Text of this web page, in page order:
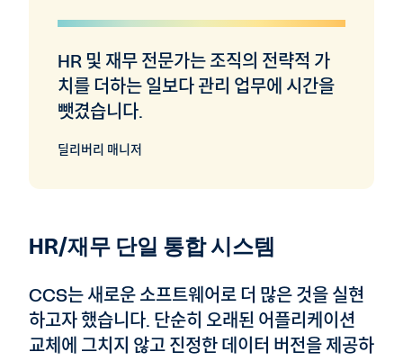
HR 및 재무 전문가는 조직의 전략적 가
치를 더하는 일보다 관리 업무에 시간을
뺏겼습니다.
딜리버리 매니저
HR/재무 단일 통합 시스템
CCS는 새로운 소프트웨어로 더 많은 것을 실현
하고자 했습니다. 단순히 오래된 어플리케이션
교체에 그치지 않고 진정한 데이터 버전을 제공하